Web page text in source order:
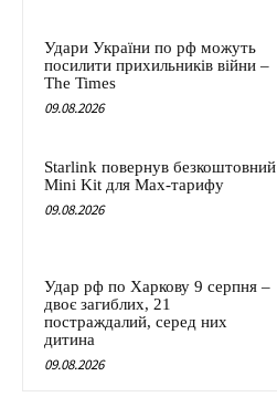
Удари України по рф можуть
посилити прихильників війни –
The Times
09.08.2026
Starlink повернув безкоштовний
Mini Kit для Max-тарифу
09.08.2026
Удар рф по Харкову 9 серпня –
двоє загиблих, 21
постраждалий, серед них
дитина
09.08.2026